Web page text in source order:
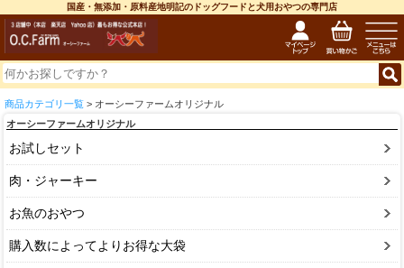
国産・無添加・原料産地明記のドッグフードと犬用おやつの専門店
商品カテゴリ一覧 > オーシーファームオリジナル
オーシーファームオリジナル
お試しセット
肉・ジャーキー
お魚のおやつ
購入数によってよりお得な大袋